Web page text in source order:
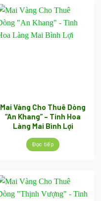
Mai Vàng Cho Thuê Dòng
“An Khang” – Tinh Hoa
Làng Mai Bình Lợi
Đọc tiếp